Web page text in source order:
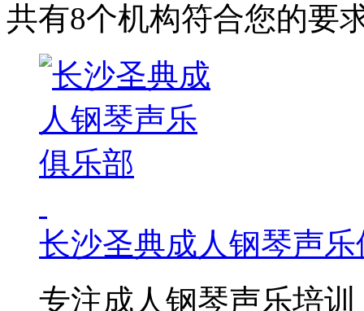
共有8个机构符合您的要
长沙圣典成人钢琴声
专注成人钢琴声乐培训